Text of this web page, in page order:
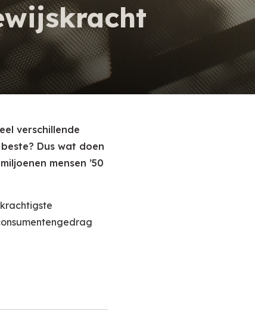
verschillende
Dus wat doen
mensen ’50